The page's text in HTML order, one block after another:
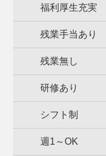
福利厚生充実
残業手当あり
残業無し
研修あり
シフト制
週1～OK